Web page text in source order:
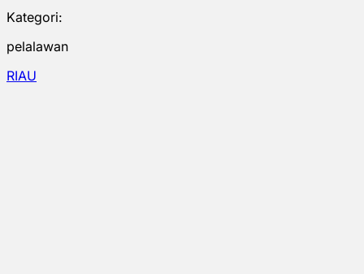
Kategori:
pelalawan
RIAU